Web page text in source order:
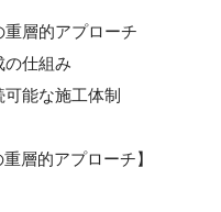
層的アプローチ
の仕組み
能な施工体制
層的アプローチ】